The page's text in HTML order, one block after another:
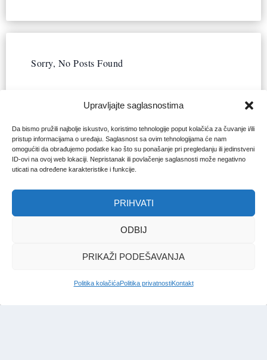
Upravljajte saglasnostima
Da bismo pružili najbolje iskustvo, koristimo tehnologije poput kolačića za čuvanje i/ili
pristup informacijama o uređaju. Saglasnost sa ovim tehnologijama će nam
omogućiti da obrađujemo podatke kao što su ponašanje pri pregledanju ili jedinstveni
ID-ovi na ovoj web lokaciji. Nepristanak ili povlačenje saglasnosti može negativno
uticati na određene karakteristike i funkcije.
PRIHVATI
ODBIJ
PRIKAŽI PODEŠAVANJA
Politika kolačićaPolitika privatnostiKontakt
Sorry, No Posts Found